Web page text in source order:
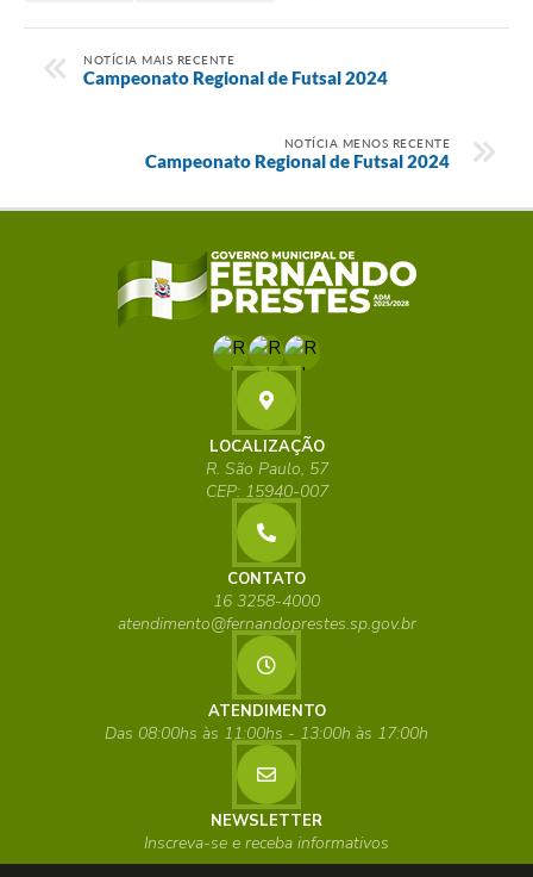
NOTÍCIA MAIS RECENTE
Campeonato Regional de Futsal 2024
NOTÍCIA MENOS RECENTE
Campeonato Regional de Futsal 2024
LOCALIZAÇÃO
R. São Paulo, 57
CEP: 15940-007
CONTATO
16 3258-4000
atendimento@fernandoprestes.sp.gov.br
ATENDIMENTO
Das 08:00hs às 11:00hs - 13:00h às 17:00h
NEWSLETTER
Inscreva-se e receba informativos